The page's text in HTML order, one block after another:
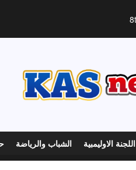
اللجنة الاوليمبية الشباب والرياضة